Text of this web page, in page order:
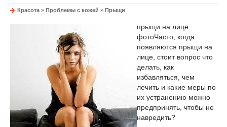
Красота » Проблемы с кожей » Прыщи
прыщи на лице
фотоЧасто, когда
появляются прыщи на
лице, стоит вопрос что
делать, как
избавляться, чем
лечить и какие меры по
их устранению можно
предпринять, чтобы не
навредить?